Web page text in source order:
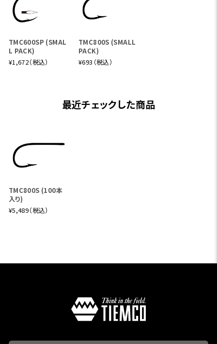
TMC600SP (SMAL
L PACK)
¥1,672（税込）
TMC800S (SMALL
PACK)
¥693（税込）
最近チェックした商品
TMC800S (100本
入り)
¥5,489（税込）